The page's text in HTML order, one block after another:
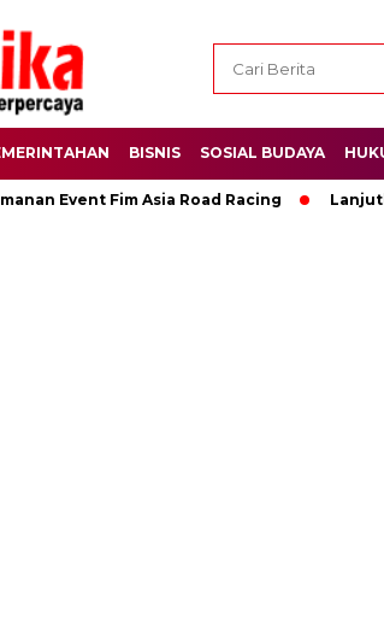
BISNIS SOSIAL BUDAYA
Event Fim Asia Road Racing